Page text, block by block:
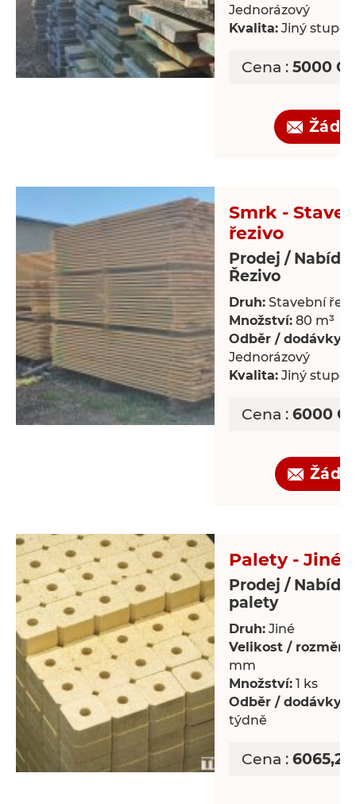
Jednorázový
Kvalita: Jiný
Cena : 5000
Smrk -
řezivo
Prodej /
Řezivo
Druh: Stavební
Množství: 80 m³
Odběr / dodávky:
Jednorázový
Kvalita: Jiný
Cena : 6000
Palety - Jiné
Prodej /
palety
Druh: Jiné
Velikost / rozměry:
mm
Množství: 1 ks
Odběr / dodávky:
týdně
Cena :